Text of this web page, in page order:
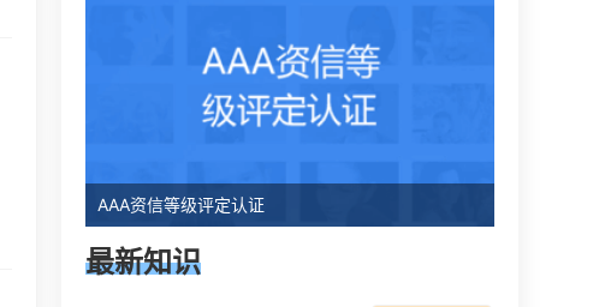
AAA资信等级评定认证
最新知识